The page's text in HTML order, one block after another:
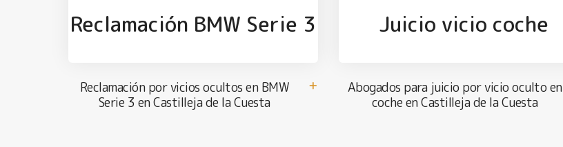
Reclamación BMW Serie 3
Reclamación por vicios ocultos en BMW
Serie 3 en Castilleja de la Cuesta
Juicio vicio coche
Abogados para juicio por vicio oculto en
coche en Castilleja de la Cuesta